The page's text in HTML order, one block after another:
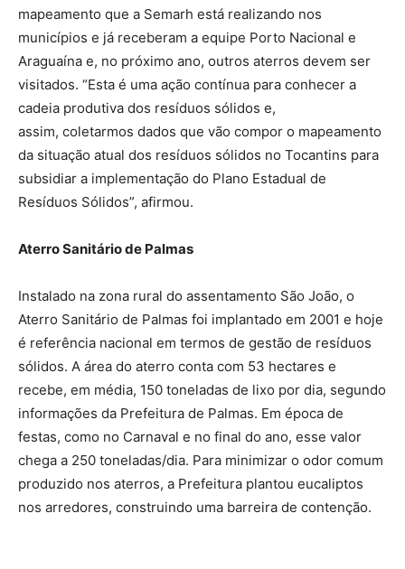
mapeamento que a Semarh está realizando nos
municípios e já receberam a equipe Porto Nacional e
Araguaína e, no próximo ano, outros aterros devem ser
visitados. “Esta é uma ação contínua para conhecer a
cadeia produtiva dos resíduos sólidos e,
assim, coletarmos dados que vão compor o mapeamento
da situação atual dos resíduos sólidos no Tocantins para
subsidiar a implementação do Plano Estadual de
Resíduos Sólidos”, afirmou.
Aterro Sanitário de Palmas
Instalado na zona rural do assentamento São João, o
Aterro Sanitário de Palmas foi implantado em 2001 e hoje
é referência nacional em termos de gestão de resíduos
sólidos. A área do aterro conta com 53 hectares e
recebe, em média, 150 toneladas de lixo por dia, segundo
informações da Prefeitura de Palmas. Em época de
festas, como no Carnaval e no final do ano, esse valor
chega a 250 toneladas/dia. Para minimizar o odor comum
produzido nos aterros, a Prefeitura plantou eucaliptos
nos arredores, construindo uma barreira de contenção.